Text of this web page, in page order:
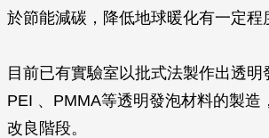
於節能減碳，降低地球暖化有一定程
目前已有實驗室以批式法製作出透明
PEI 、PMMA等透明發泡材料的製造
改良階段。